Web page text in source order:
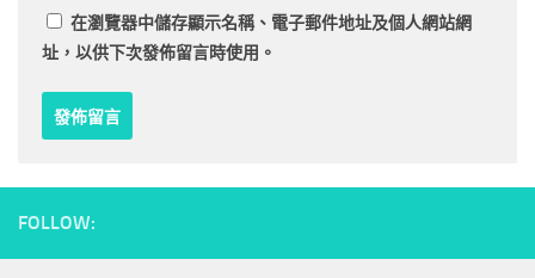
在瀏覽器中儲存顯示名稱、電子郵件地址及個人網站網
址，以供下次發佈留言時使用。
FOLLOW: